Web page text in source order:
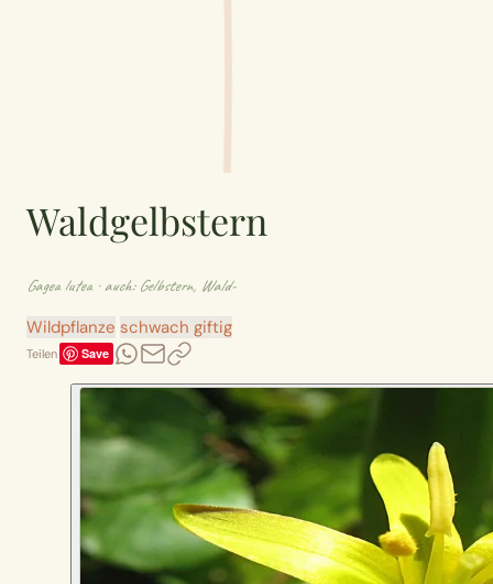
Waldgelbstern
Gagea lutea · auch: Gelbstern, Wald-
Wildpflanze schwach giftig
Teilen Save